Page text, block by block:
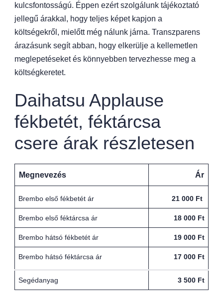
kulcsfontosságú. Éppen ezért szolgálunk tájékoztató
jellegű árakkal, hogy teljes képet kapjon a
költségekről, mielőtt még nálunk járna. Transzparens
árazásunk segít abban, hogy elkerülje a kellemetlen
meglepetéseket és könnyebben tervezhesse meg a
költségkeretet.
Daihatsu Applause
fékbetét, féktárcsa
csere árak részletesen
Megnevezés Ár
Brembo első fékbetét ár 21 000 Ft
Brembo első féktárcsa ár 18 000 Ft
Brembo hátsó fékbetét ár 19 000 Ft
Brembo hátsó féktárcsa ár 17 000 Ft
Segédanyag 3 500 Ft